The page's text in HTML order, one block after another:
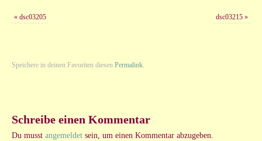
«dsc03205 dsc03215»
Speichere in deinen Favoriten diesenPermalink.
Schreibe einen Kommentar
Du musstangemeldet sein, um einen Kommentar abzugeben.